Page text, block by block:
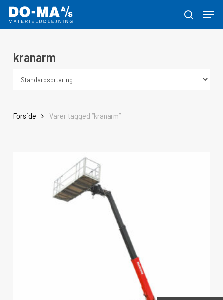
Skip
main
søg
Menu
kranarm
Forside Varer tagged “kranarm”
Close